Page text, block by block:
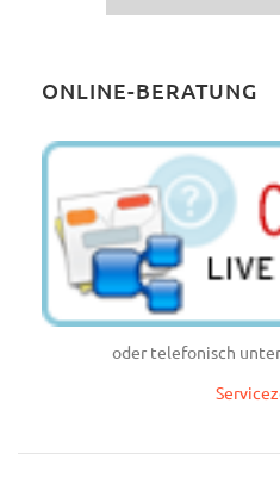
ONLINE-BERATUNG
oder telefonisch